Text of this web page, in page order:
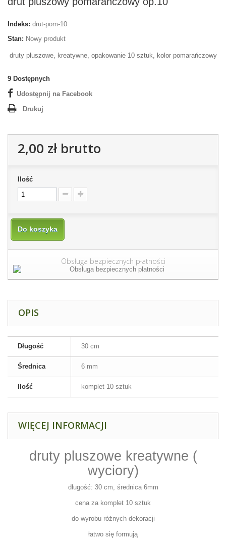
Indeks: drut-pom-10
Stan: Nowy produkt
druty pluszowe, kreatywne, opakowanie 10 sztuk, kolor pomarańczowy
9 Dostępnych
Udostępnij na Facebook
Drukuj
2,00 złbrutto
Ilość
Do koszyka
Obsługa bezpiecznych płatności
OPIS
Długość 30 cm
Średnica 6 mm
Ilość komplet 10 sztuk
WIĘCEJ INFORMACJI
druty pluszowe kreatywne (
wyciory)
długość: 30 cm, średnica 6mm
cena za komplet 10 sztuk
do wyrobu różnych dekoracji
łatwo się formują